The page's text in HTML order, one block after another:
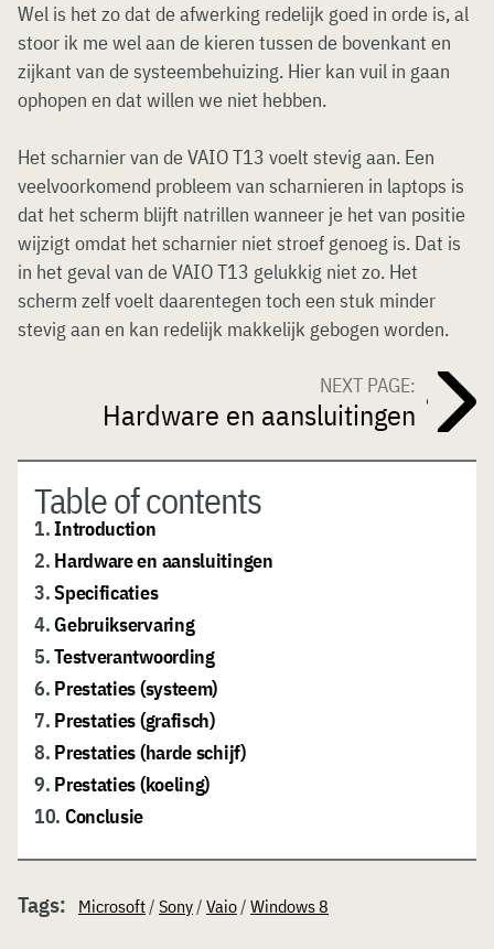
Wel is het zo dat de afwerking redelijk goed in orde is, al
stoor ik me wel aan de kieren tussen de bovenkant en
zijkant van de systeembehuizing. Hier kan vuil in gaan
ophopen en dat willen we niet hebben.
Het scharnier van de VAIO T13 voelt stevig aan. Een
veelvoorkomend probleem van scharnieren in laptops is
dat het scherm blijft natrillen wanneer je het van positie
wijzigt omdat het scharnier niet stroef genoeg is. Dat is
in het geval van de VAIO T13 gelukkig niet zo. Het
scherm zelf voelt daarentegen toch een stuk minder
stevig aan en kan redelijk makkelijk gebogen worden.
NEXT PAGE:
Hardware en aansluitingen
Table of contents
1.Introduction
2. Hardware en aansluitingen
3.Specificaties
4.Gebruikservaring
5.Testverantwoording
6. Prestaties (systeem)
7. Prestaties (grafisch)
8. Prestaties (harde schijf)
9. Prestaties (koeling)
10. Conclusie
Tags: Microsoft/ Sony/ Vaio/ Windows 8